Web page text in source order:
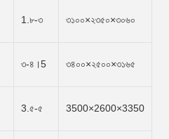
1.৮-৩ ৩১০০×২৩৫০×৩০৬০
৩-৪।5 ৩৪০০×২৫০০×৩১৬৫
3.৫-৫ 3500×2600×3350